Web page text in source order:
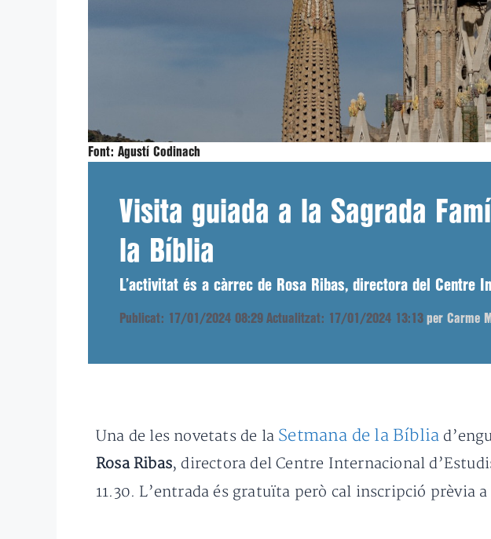
Font: Agustí Codinach
Visita guiada a la Sagrada
la Bíblia
L’activitat és a càrrec de Rosa Ribas, directora del Centre
Publicat: 17/01/2024 08:29 Actualitzat: 17/01/2024 13:13 per Carme
Una de les novetats de la Setmana de la Bíblia
Rosa Ribas, directora del Centre Internacional
11.30. L’entrada és gratuïta però cal inscripció prèvia a